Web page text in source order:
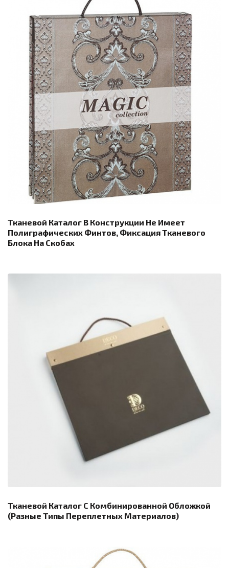
Тканевой Каталог В Конструкции Не Имеет
Полиграфических Финтов, Фиксация Тканевого
Блока На Скобах
Тканевой Каталог С Комбинированной Обложкой
(разные Типы Переплетных Материалов)